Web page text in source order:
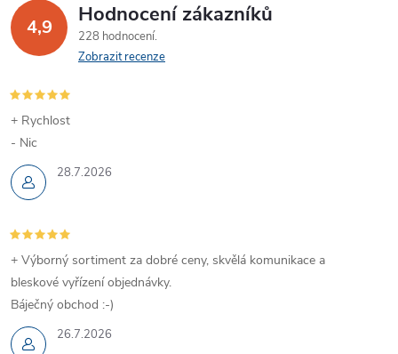
4,9 Hodnocení zákazníků
228 hodnocení
Zobrazit recenze
28.7.2026
+ Rychlost
- Nic
26.7.2026
+ Výborný sortiment za dobré ceny, skvělá komunikace a
bleskové vyřízení objednávky.
Báječný obchod :-)